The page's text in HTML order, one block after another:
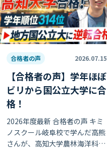
合格者の声 2026.07.15
【合格者の声】学年ほぼ
ビリから国公立大学に合
格！
2026年度最新 合格者の声 キミ
ノスクール岐阜校で学んだ高熊
さんが、高知大学農林海洋科学